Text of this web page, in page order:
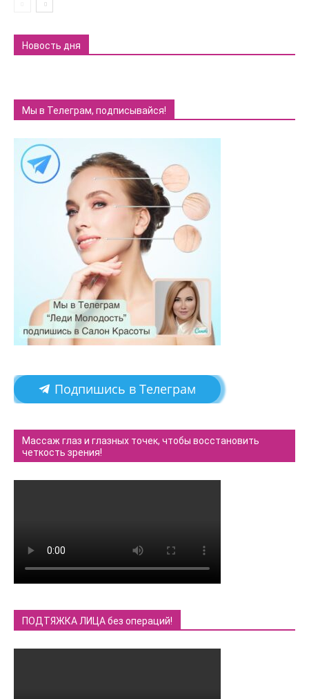
Новость дня
Мы в Телеграм, подписывайся!
Подпишись в Телеграм
Массаж глаз и глазных точек, чтобы восстановить
четкость зрения!
ПОДТЯЖКА ЛИЦА без операций!